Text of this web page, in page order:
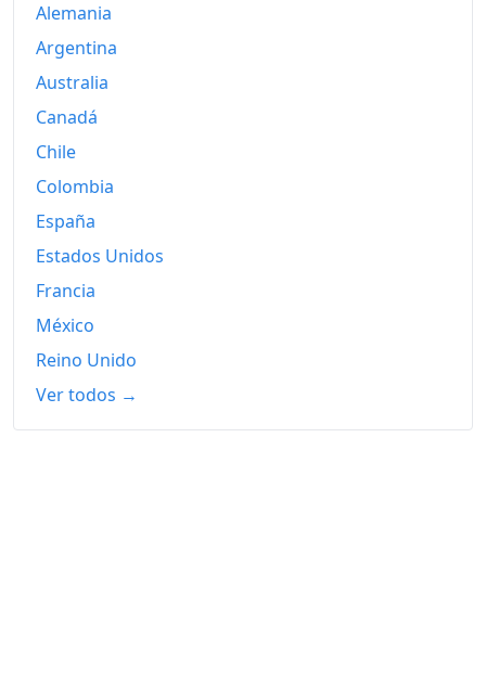
Alemania
Argentina
Australia
Canadá
Chile
Colombia
España
Estados Unidos
Francia
México
Reino Unido
Ver todos →